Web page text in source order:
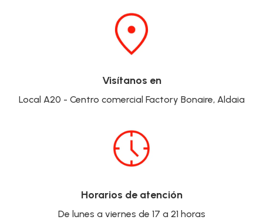
Visítanos en
Local A20 - Centro comercial Factory Bonaire, Aldaia
Horarios de atención
De lunes a viernes de 17 a 21 horas